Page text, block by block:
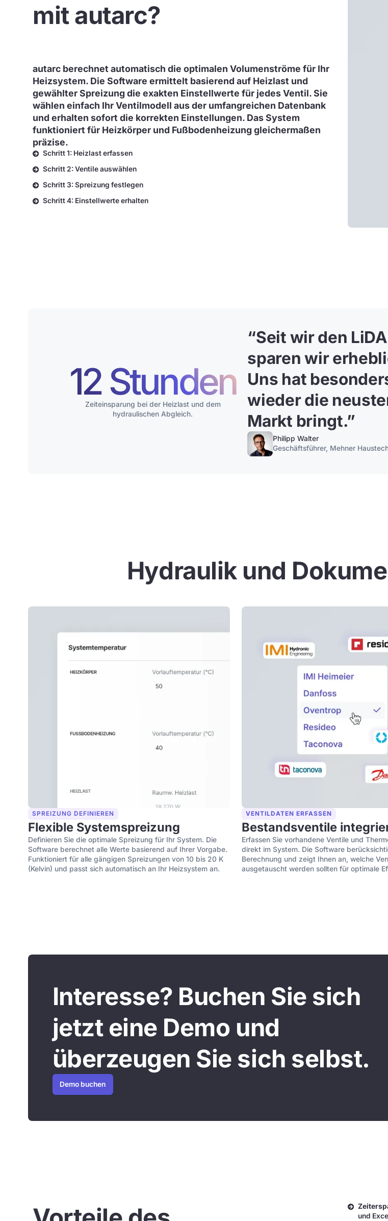
mit autarc?
autarc berechnet automatisch die optimalen Volumenströme für Ihr
Heizsystem. Die Software ermittelt basierend auf Heizlast und
gewählter Spreizung die exakten Einstellwerte für jedes Ventil. Sie
wählen einfach Ihr Ventilmodell aus der umfangreichen Datenbank
und erhalten sofort die korrekten Einstellungen. Das System
funktioniert für Heizkörper und Fußbodenheizung gleichermaßen
präzise.
Schritt 1: Heizlast erfassen
Schritt 2: Ventile auswählen
Schritt 3: Spreizung festlegen
Schritt 4: Einstellwerte erhalten
12 Stunden
Zeiteinsparung bei der Heizlast und dem
hydraulischen Abgleich.
“Seit wir den
sparen wir
Uns hat
wieder die
Markt bringt.”
Philipp Walter
Geschäftsführer, Mehner
Hydraulik und
SPREIZUNG DEFINIEREN
Flexible Systemspreizung
Definieren Sie die optimale Spreizung für Ihr System. Die
Software berechnet alle Werte basierend auf Ihrer Vorgabe.
Funktioniert für alle gängigen Spreizungen von 10 bis 20 K
(Kelvin) und passt sich automatisch an Ihr Heizsystem an.
VENTILDATEN ERFASSEN
Bestandsventile
Erfassen Sie vorhandene Ventile und
direkt im System. Die Software
Berechnung und zeigt Ihnen an, welche
ausgetauscht werden sollten für optimale
Interesse? Buchen Sie sich
jetzt eine Demo und
überzeugen Sie sich selbst.
Demo buchen
und